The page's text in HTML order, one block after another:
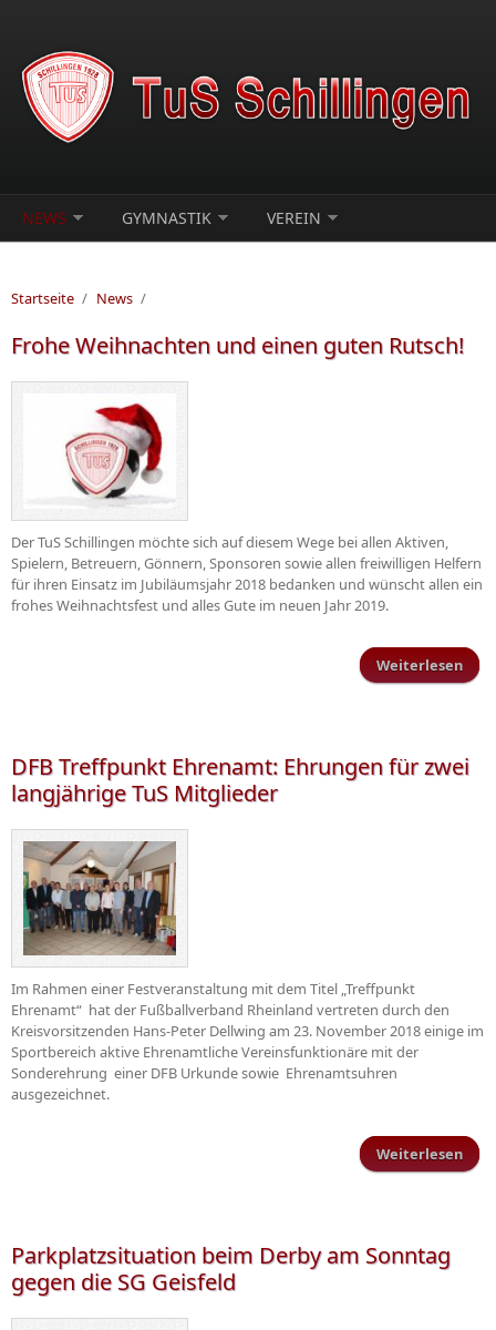
NEWS GYMNASTIK VEREIN
Startseite / News /
Frohe Weihnachten und einen guten Rutsch!
Der TuS Schillingen möchte sich auf diesem Wege bei allen Aktiven,
Spielern, Betreuern, Gönnern, Sponsoren sowie allen freiwilligen Helfern
für ihren Einsatz im Jubiläumsjahr 2018 bedanken und wünscht allen ein
frohes Weihnachtsfest und alles Gute im neuen Jahr 2019.
Weiterlesen
DFB Treffpunkt Ehrenamt: Ehrungen für zwei
langjährige TuS Mitglieder
Im Rahmen einer Festveranstaltung mit dem Titel „Treffpunkt
Ehrenamt“ hat der Fußballverband Rheinland vertreten durch den
Kreisvorsitzenden Hans-Peter Dellwing am 23. November 2018 einige im
Sportbereich aktive Ehrenamtliche Vereinsfunktionäre mit der
Sonderehrung einer DFB Urkunde sowie Ehrenamtsuhren
ausgezeichnet.
Weiterlesen
Parkplatzsituation beim Derby am Sonntag
gegen die SG Geisfeld